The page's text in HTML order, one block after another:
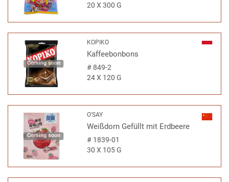
20 X 300 G
Coming soon
KOPIKO
Kaffeebonbons
#849-2
24 X 120 G
Coming soon
O'SAY
Weißdorn Gefüllt mit Erdbeere
#1839-01
30 X 105 G